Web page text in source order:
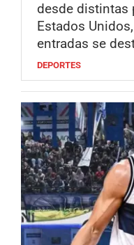
desde distintas
Estados
entradas se
DEPORTES